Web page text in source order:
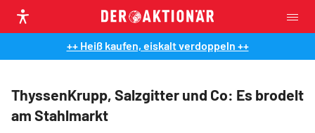
++ Heiß kaufen, eiskalt verdoppeln ++
ThyssenKrupp, Salzgitter und Co: Es brodelt
am Stahlmarkt